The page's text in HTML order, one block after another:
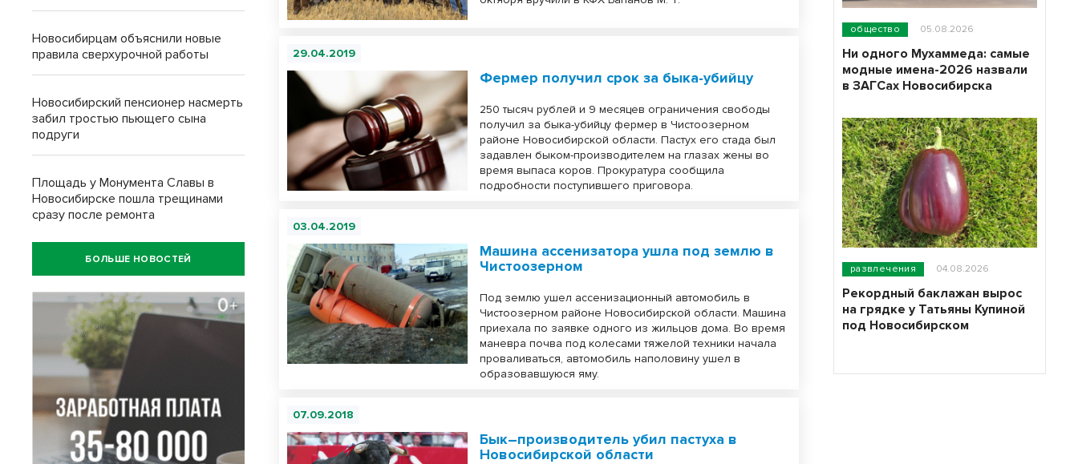
29.04.2019
Фермер получил срок за быка-убийцу
250 тысяч рублей и 9 месяцев ограничения свободы
получил за быка-убийцу фермер в Чистоозерном
районе Новосибирской области. Пастух его стада был
задавлен быком-производителем на глазах жены во
время выпаса коров. Прокуратура сообщила
подробности поступившего приговора.
03.04.2019
Машина ассенизатора ушла под землю в
Чистоозерном
Под землю ушел ассенизационный автомобиль в
Чистоозерном районе Новосибирской области. Машина
приехала по заявке одного из жильцов дома. Во время
маневра почва под колесами тяжелой техники начала
проваливаться, автомобиль наполовину ушел в
образовавшуюся яму.
07.09.2018
Бык–производитель убил пастуха в
Новосибирской области
Новосибирцам объяснили новые
правила сверхурочной работы
Новосибирский пенсионер насмерть
забил тростью пьющего сына
подруги
Площадь у Монумента Славы в
Новосибирске пошла трещинами
сразу после ремонта
БОЛЬШЕ НОВОСТЕЙ
общество 05.08.2026
Ни одного Мухаммеда: самые
модные имена-2026 назвали
в ЗАГСах Новосибирска
развлечения 04.08.2026
Рекордный баклажан вырос
на грядке у Татьяны Купиной
под Новосибирском